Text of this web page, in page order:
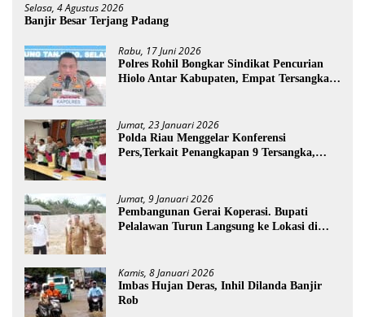
Selasa, 4 Agustus 2026
Banjir Besar Terjang Padang
Rabu, 17 Juni 2026
Polres Rohil Bongkar Sindikat Pencurian
Hiolo Antar Kabupaten, Empat Tersangka
Jumat, 23 Januari 2026
Polda Riau Menggelar Konferensi
Pers,Terkait Penangkapan 9 Tersangka,
Jumat, 9 Januari 2026
Pembangunan Gerai Koperasi. Bupati
Pelalawan Turun Langsung ke Lokasi di
Kamis, 8 Januari 2026
Imbas Hujan Deras, Inhil Dilanda Banjir
Rob